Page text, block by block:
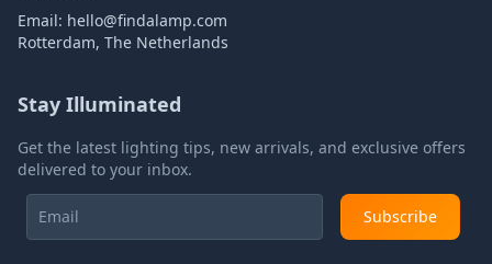
Email: hello@findalamp.com
Rotterdam, The Netherlands
Stay Illuminated
Get the latest lighting tips, new arrivals, and exclusive offers
delivered to your inbox.
Subscribe